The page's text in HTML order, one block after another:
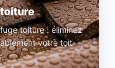
toiture : éliminez
votre toit